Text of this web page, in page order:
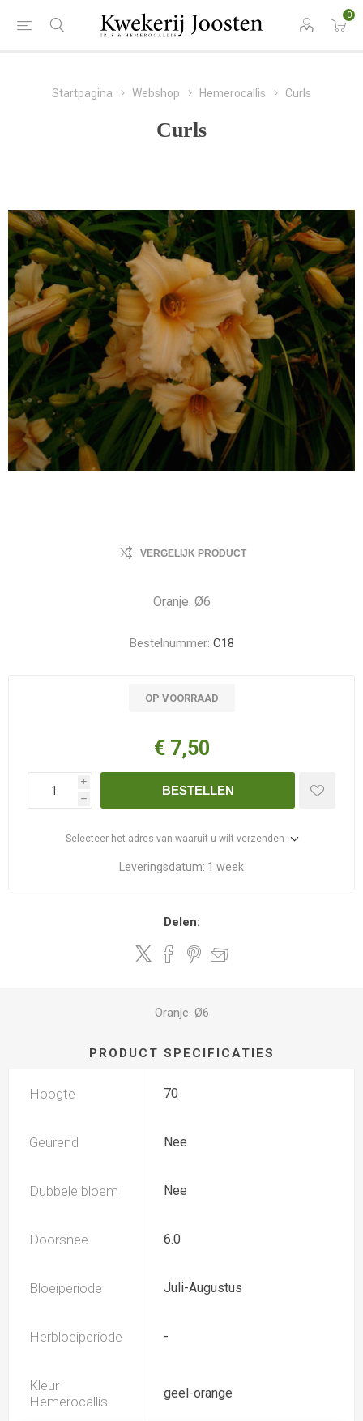
0
Startpagina Webshop Hemerocallis Curls
Curls
VERGELIJK PRODUCT
Oranje. Ø6
Bestelnummer: C18
OP VOORRAAD
€ 7,50
i
h
BESTELLEN
Selecteer het adres van waaruit u wilt verzenden
Leveringsdatum: 1 week
Delen:
Oranje. Ø6
PRODUCT SPECIFICATIES
Hoogte 70
Geurend Nee
Dubbele bloem Nee
Doorsnee 6.0
Bloeiperiode Juli-Augustus
Herbloeiperiode -
Kleur
Hemerocallis
geel-orange